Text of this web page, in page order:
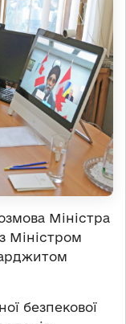
Міністра
Міністром
безпекової